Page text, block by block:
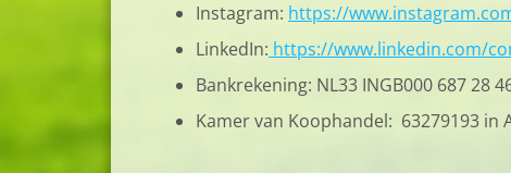
Instagram: https://
LinkedIn: https://www.linkedin.com/
Bankrekening: NL33 INGB000 687 28
Kamer van Koophandel: 63279193 in